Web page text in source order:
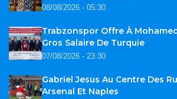
08/08/2026 - 05:30
Trabzonspor Offre À
Gros Salaire De Turquie
07/08/2026 - 23:30
Gabriel Jesus Au Centre Des
Arsenal Et Naples